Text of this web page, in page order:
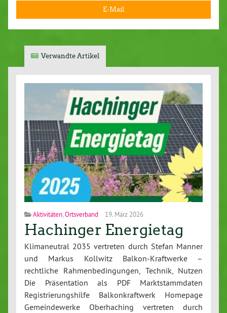
E-Mail
Verwandte Artikel
Aktivitäten Ortsverband 19. März 2026
Hachinger Energietag
Klimaneutral 2035 vertreten durch Stefan Manner
und Markus Kollwitz Balkon-Kraftwerke –
rechtliche Rahmenbedingungen, Technik, Nutzen
Die Präsentation als PDF Marktstammdaten
Registrierungshilfe Balkonkraftwerk Homepage
Gemeindewerke Oberhaching vertreten durch